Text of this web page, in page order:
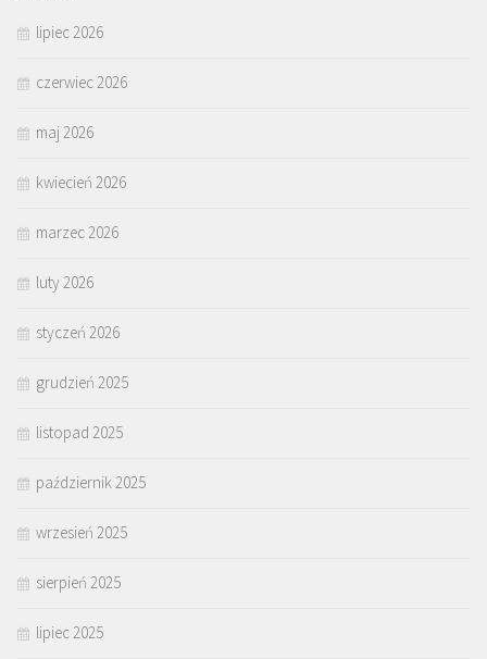
lipiec 2026
czerwiec 2026
maj 2026
kwiecień 2026
marzec 2026
luty 2026
styczeń 2026
grudzień 2025
listopad 2025
październik 2025
wrzesień 2025
sierpień 2025
lipiec 2025